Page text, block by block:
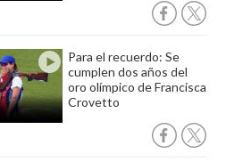
Para el recuerdo: Se
cumplen dos años del
oro olímpico de Francisca
Crovetto